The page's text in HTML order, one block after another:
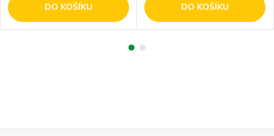
DO KOŠÍKU DO KOŠÍKU